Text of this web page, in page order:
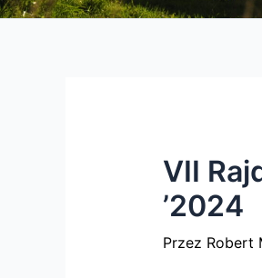
VII
’2024
Przez Robert